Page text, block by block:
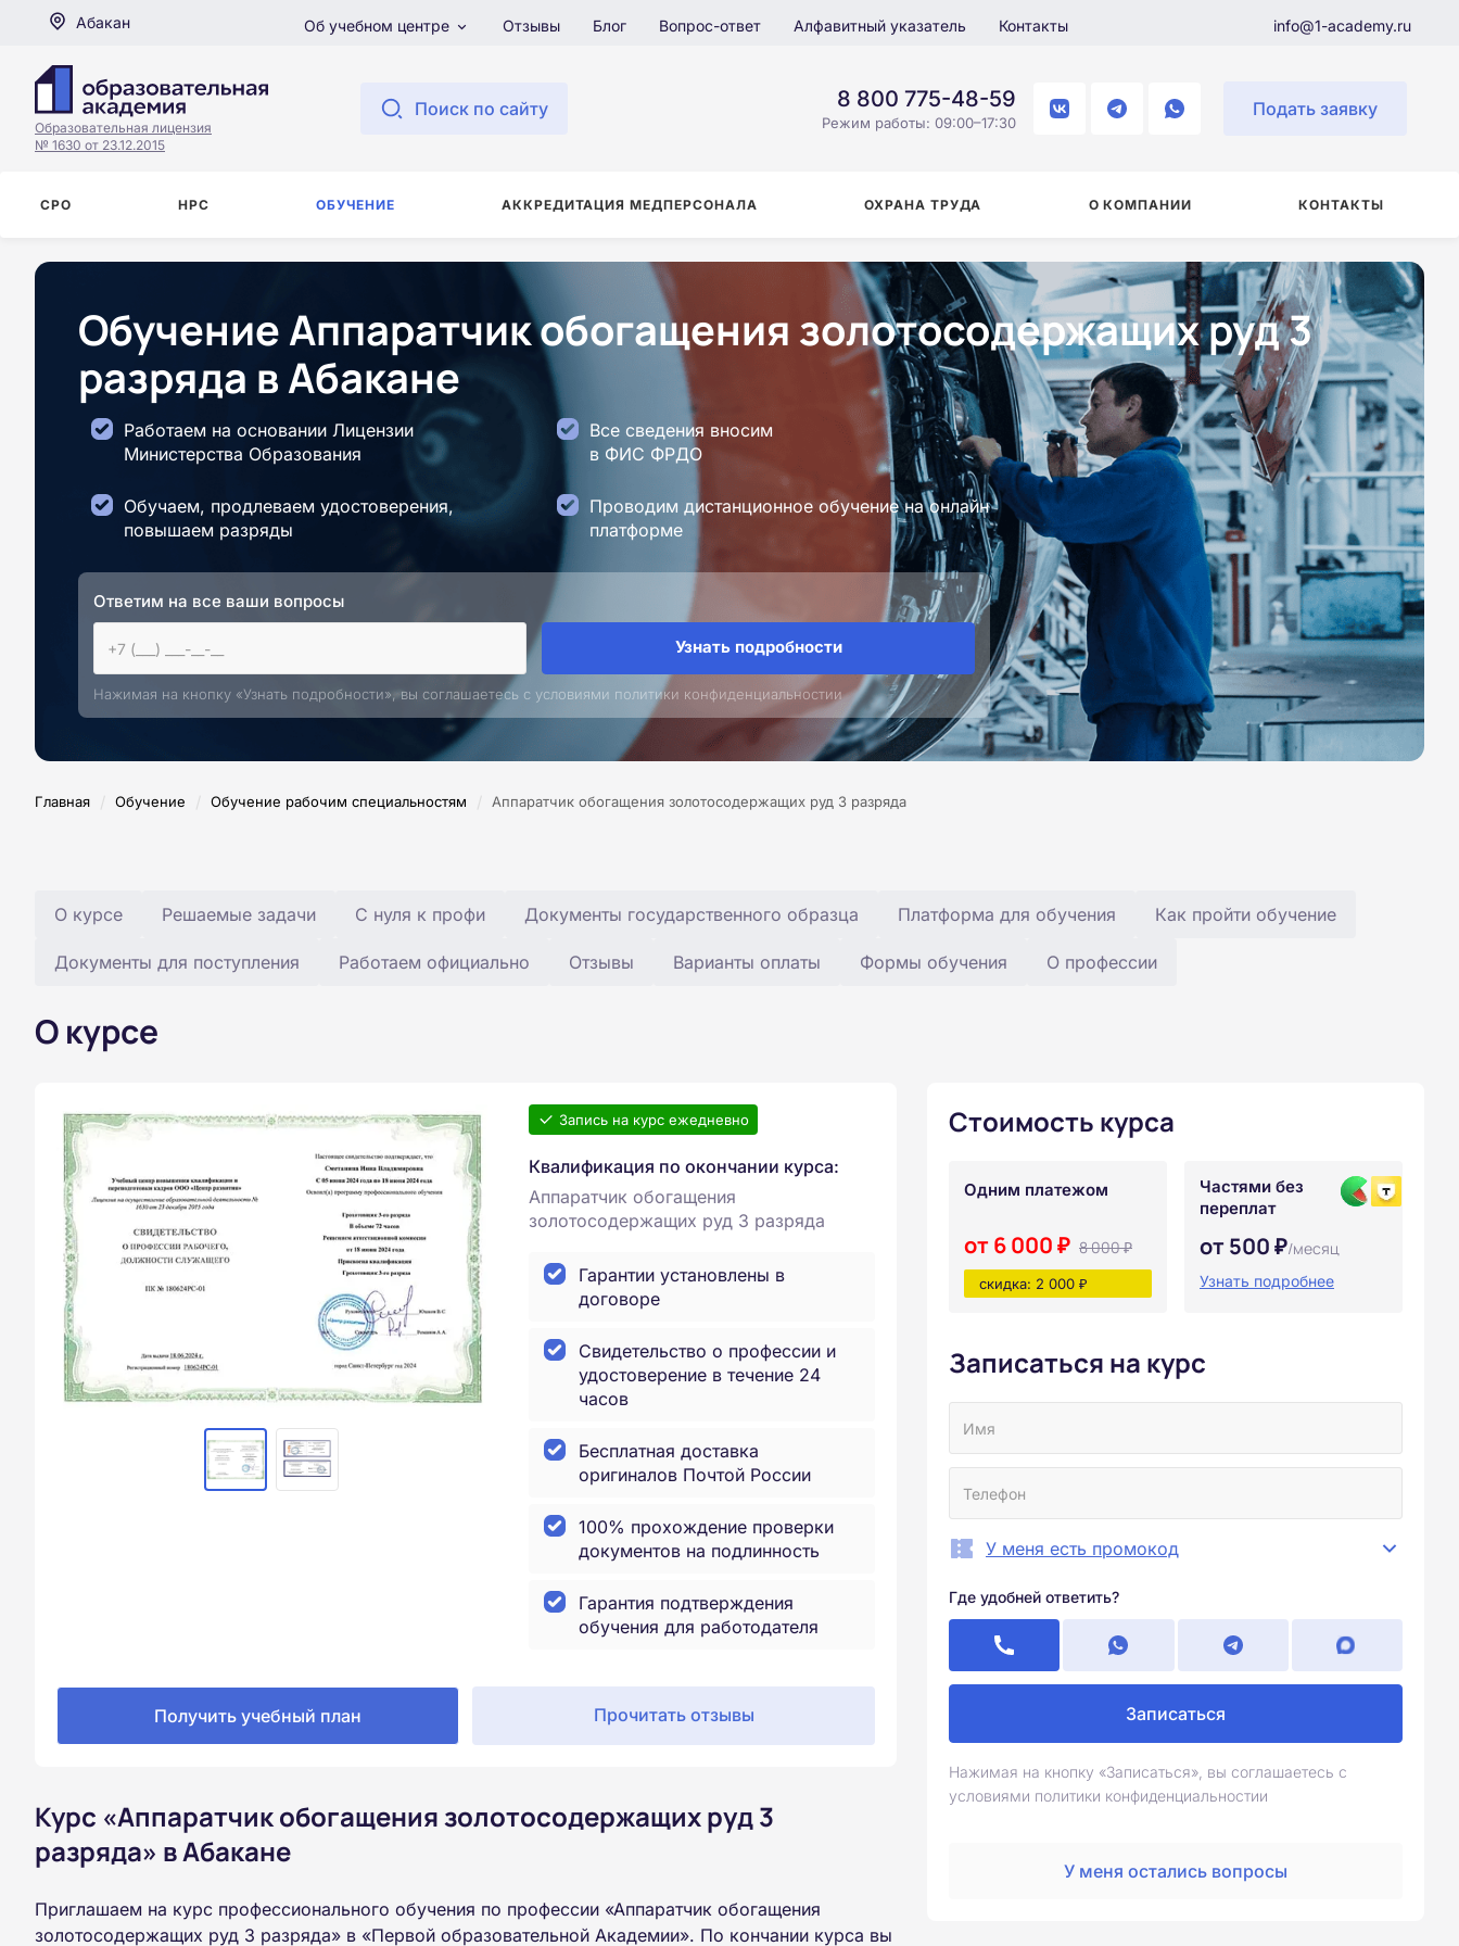
Абакан Об учебном центре Отзывы Блог Вопрос-ответ Алфавитный указатель Контакты info@1-academy.ru
Образовательная лицензия
№ 1630 от 23.12.2015
Поиск по сайту 8 800 775-48-59
Режим работы: 09:00–17:30
Подать заявку
СРО НРС ОБУЧЕНИЕ АККРЕДИТАЦИЯ МЕДПЕРСОНАЛА ОХРАНА ТРУДА О КОМПАНИИ КОНТАКТЫ
Обучение Аппаратчик обогащения золотосодержащих руд 3
разряда в Абакане
Работаем на основании Лицензии
Министерства Образования
Все сведения вносим
в ФИС ФРДО
Обучаем, продлеваем удостоверения,
повышаем разряды
Проводим дистанционное обучение на онлайн
платформе
Ответим на все ваши вопросы
Узнать подробности
Нажимая на кнопку «Узнать подробности», вы соглашаетесь с условиями политики конфиденциальностии
Главная / Обучение / Обучение рабочим специальностям / Аппаратчик обогащения золотосодержащих руд 3 разряда
О курсе Решаемые задачи С нуля к профи Документы государственного образца Платформа для обучения Как пройти обучение
Документы для поступления Работаем официально Отзывы Варианты оплаты Формы обучения О профессии
О курсе
Запись на курс ежедневно
Квалификация по окончании курса:
Аппаратчик обогащения
золотосодержащих руд 3 разряда
Гарантии установлены в
договоре
Свидетельство о профессии и
удостоверение в течение 24
часов
Бесплатная доставка
оригиналов Почтой России
100% прохождение проверки
документов на подлинность
Гарантия подтверждения
обучения для работодателя
Получить учебный план Прочитать отзывы
Курс «Аппаратчик обогащения золотосодержащих руд 3
разряда» в Абакане
Приглашаем на курс профессионального обучения по профессии «Аппаратчик обогащения
золотосодержащих руд 3 разряда» в «Первой образовательной Академии». По кончании курса вы
Стоимость курса
Одним платежом
от 6 000 ₽ 8 000 ₽
скидка: 2 000 ₽
Частями без
переплат
от 500 ₽/месяц
Узнать подробнее
Записаться на курс
У меня есть промокод
Где удобней ответить?
Записаться
Нажимая на кнопку «Записаться», вы соглашаетесь с
условиями политики конфиденциальностии
У меня остались вопросы